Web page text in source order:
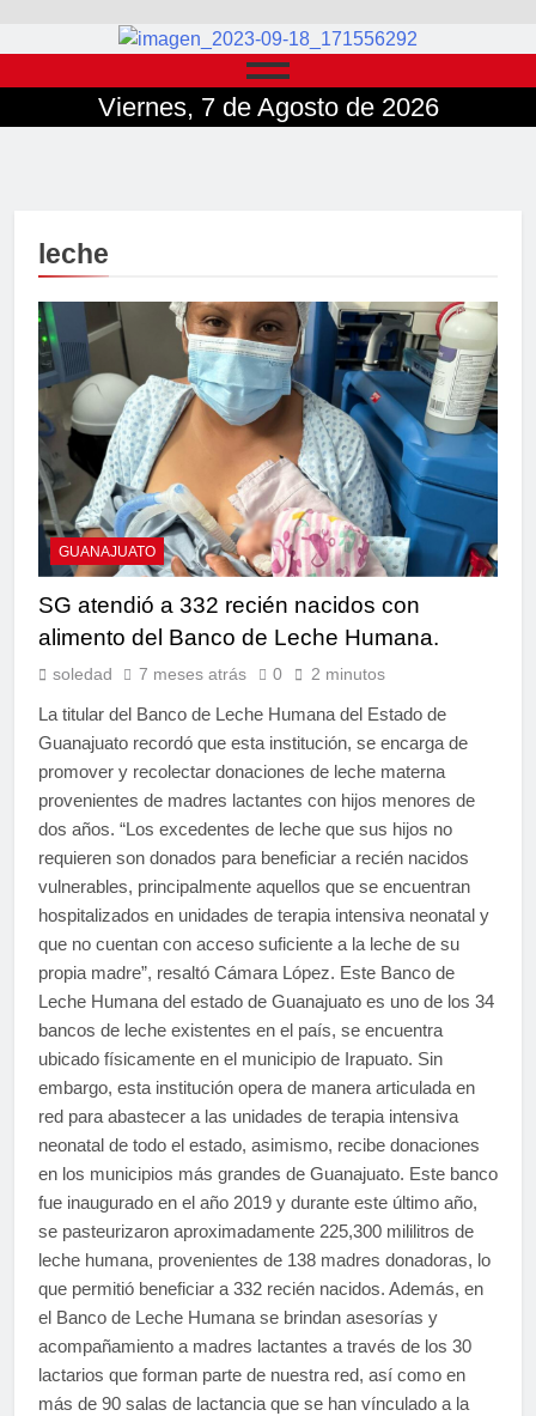
Viernes, 7 de Agosto de 2026
leche
GUANAJUATO
SG atendió a 332 recién nacidos con
alimento del Banco de Leche Humana.
soledad 7 meses atrás 0 2 minutos
La titular del Banco de Leche Humana del Estado de
Guanajuato recordó que esta institución, se encarga de
promover y recolectar donaciones de leche materna
provenientes de madres lactantes con hijos menores de
dos años. “Los excedentes de leche que sus hijos no
requieren son donados para beneficiar a recién nacidos
vulnerables, principalmente aquellos que se encuentran
hospitalizados en unidades de terapia intensiva neonatal y
que no cuentan con acceso suficiente a la leche de su
propia madre”, resaltó Cámara López. Este Banco de
Leche Humana del estado de Guanajuato es uno de los 34
bancos de leche existentes en el país, se encuentra
ubicado físicamente en el municipio de Irapuato. Sin
embargo, esta institución opera de manera articulada en
red para abastecer a las unidades de terapia intensiva
neonatal de todo el estado, asimismo, recibe donaciones
en los municipios más grandes de Guanajuato. Este banco
fue inaugurado en el año 2019 y durante este último año,
se pasteurizaron aproximadamente 225,300 mililitros de
leche humana, provenientes de 138 madres donadoras, lo
que permitió beneficiar a 332 recién nacidos. Además, en
el Banco de Leche Humana se brindan asesorías y
acompañamiento a madres lactantes a través de los 30
lactarios que forman parte de nuestra red, así como en
más de 90 salas de lactancia que se han vínculado a la